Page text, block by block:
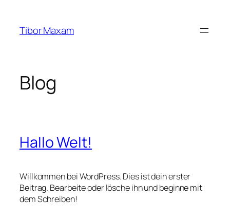
springen
Tibor Maxam
Blog
Hallo Welt!
Willkommen bei WordPress. Dies ist dein erster
Beitrag. Bearbeite oder lösche ihn und beginne mit
dem Schreiben!